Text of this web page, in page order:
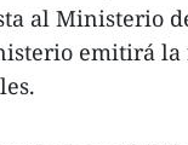
al Ministerio
emitirá